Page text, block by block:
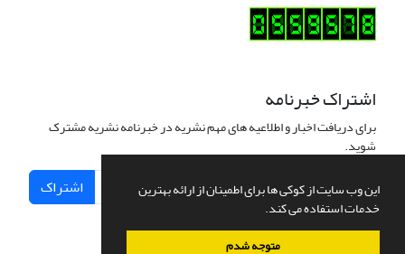
این وب سایت از کوکی ها برای اطمینان از ارائه بهترین
خدمات استفاده می کند.
متوجه شدم
اشتراک خبرنامه
برای دریافت اخبار و اطلاعیه های مهم نشریه در خبرنامه نشریه مشترک
شوید.
اشتراک